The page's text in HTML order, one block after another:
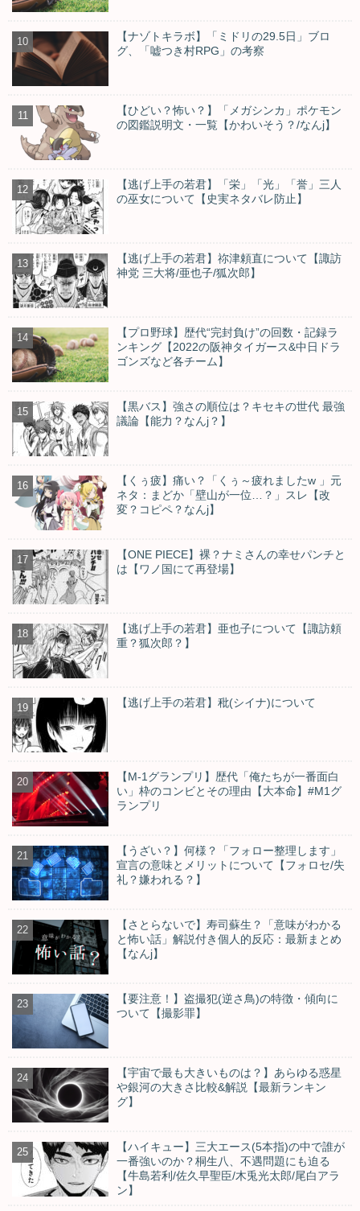
【ナゾトキラボ】「ミドリの29.5日」ブロ
グ、「嘘つき村RPG」の考察
【ひどい？怖い？】「メガシンカ」ポケモン
の図鑑説明文・一覧【かわいそう？/なんj】
【逃げ上手の若君】「栄」「光」「誉」三人
の巫女について【史実ネタバレ防止】
【逃げ上手の若君】祢津頼直について【諏訪
神党 三大将/亜也子/狐次郎】
【プロ野球】歴代“完封負け”の回数・記録ラ
ンキング【2022の阪神タイガース&中日ドラ
ゴンズなど各チーム】
【黒バス】強さの順位は？キセキの世代 最強
議論【能力？なんj？】
【くぅ疲】痛い？「くぅ～疲れましたw 」元
ネタ：まどか「壁山が一位…？」スレ【改
変？コピペ？なんj】
【ONE PIECE】裸？ナミさんの幸せパンチと
は【ワノ国にて再登場】
【逃げ上手の若君】亜也子について【諏訪頼
重？狐次郎？】
【逃げ上手の若君】秕(シイナ)について
【M-1グランプリ】歴代「俺たちが一番面白
い」枠のコンビとその理由【大本命】#M1グ
ランプリ
【うざい？】何様？「フォロー整理します」
宣言の意味とメリットについて【フォロセ/失
礼？嫌われる？】
【さとらないで】寿司蘇生？「意味がわかる
と怖い話」解説付き個人的反応：最新まとめ
【なんj】
【要注意！】盗撮犯(逆さ鳥)の特徴・傾向に
ついて【撮影罪】
【宇宙で最も大きいものは？】あらゆる惑星
や銀河の大きさ比較&解説【最新ランキン
グ】
【ハイキュー】三大エース(5本指)の中で誰が
一番強いのか？桐生八、不遇問題にも迫る
【牛島若利/佐久早聖臣/木兎光太郎/尾白アラ
ン】